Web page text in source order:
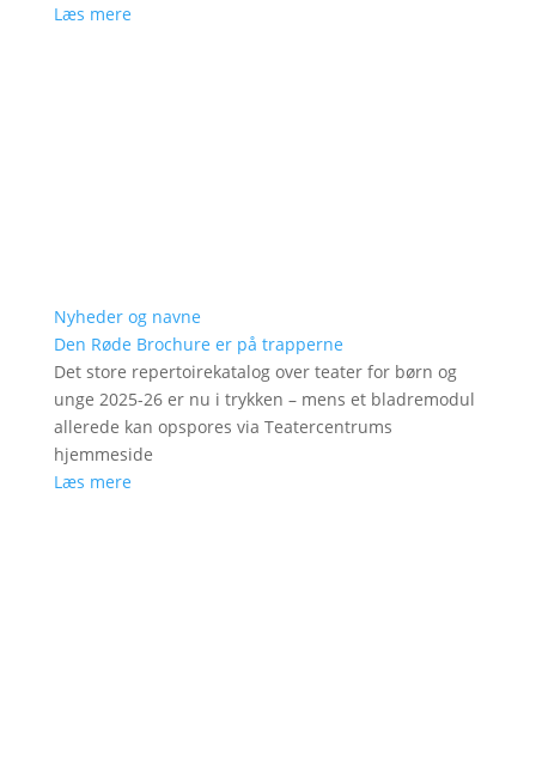
Læs mere
Nyheder og navne
Den Røde Brochure er på trapperne
Det store repertoirekatalog over teater for børn og
unge 2025-26 er nu i trykken – mens et bladremodul
allerede kan opspores via Teatercentrums
hjemmeside
Læs mere